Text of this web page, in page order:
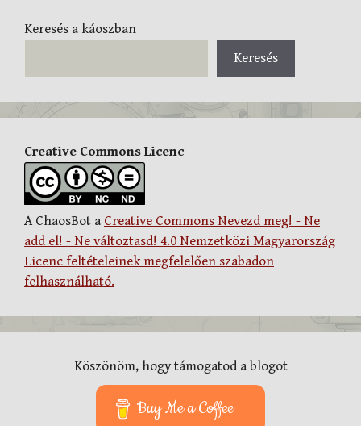
Keresés a káoszban
Keresés
Creative Commons Licenc
A ChaosBot a Creative Commons Nevezd meg! - Ne
add el! - Ne változtasd! 4.0 Nemzetközi Magyarország
Licenc feltételeinek megfelelően szabadon
felhasználható.
Köszönöm, hogy támogatod a blogot
Buy Me a Coffee